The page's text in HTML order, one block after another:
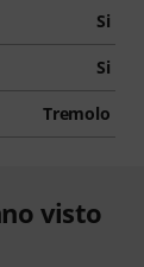
Si
Si
Tremolo
visto